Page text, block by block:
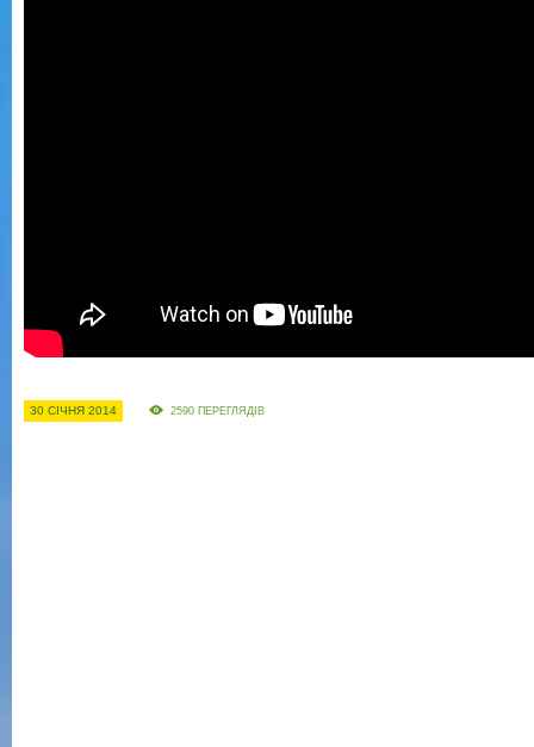
30 СІЧНЯ 2014 2590 ПЕРЕГЛЯДІВ